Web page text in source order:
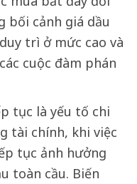
bối cảnh giá dầu
trì ở mức cao và
cuộc đàm phán
tục là yếu tố chi
tài chính, khi việc
tục ảnh hưởng
toàn cầu. Biến